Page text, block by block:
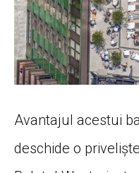
Avantajul acestui
deschide o